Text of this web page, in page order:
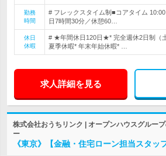
勤務
時間
# フレックスタイム制■コアタイム
日7時間30分／休憩60…
休日
休暇
# ★年間休日120日★* 完全週休2日制（
夏季休暇* 年末年始休暇* …
求人詳細を見る
株式会社おうちリンク | オープンハウスグルー
ー
《東京》【金融・住宅ローン担当スタ